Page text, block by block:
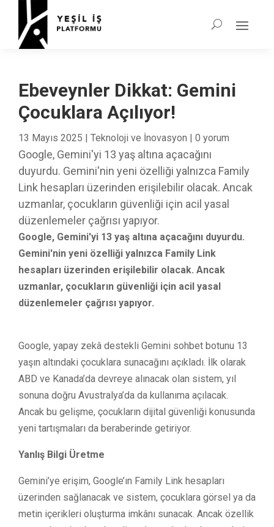
Ebeveynler Dikkat: Gemini
Çocuklara Açılıyor!
13 Mayıs 2025 | Teknoloji ve İnovasyon | 0 yorum
Google, Gemini'yi 13 yaş altına açacağını
duyurdu. Gemini'nin yeni özelliği yalnızca Family
Link hesapları üzerinden erişilebilir olacak. Ancak
uzmanlar, çocukların güvenliği için acil yasal
düzenlemeler çağrısı yapıyor.
Google, Gemini'yi 13 yaş altına açacağını duyurdu.
Gemini'nin yeni özelliği yalnızca Family Link
hesapları üzerinden erişilebilir olacak. Ancak
uzmanlar, çocukların güvenliği için acil yasal
düzenlemeler çağrısı yapıyor.
Google, yapay zekâ destekli Gemini sohbet botunu 13
yaşın altındaki çocuklara sunacağını açıkladı. İlk olarak
ABD ve Kanada’da devreye alınacak olan sistem, yıl
sonuna doğru Avustralya’da da kullanıma açılacak.
Ancak bu gelişme, çocukların dijital güvenliği konusunda
yeni tartışmaları da beraberinde getiriyor.
Yanlış Bilgi Üretme
Gemini’ye erişim, Google’ın Family Link hesapları
üzerinden sağlanacak ve sistem, çocuklara görsel ya da
metin içerikleri oluşturma imkânı sunacak. Ancak özellik